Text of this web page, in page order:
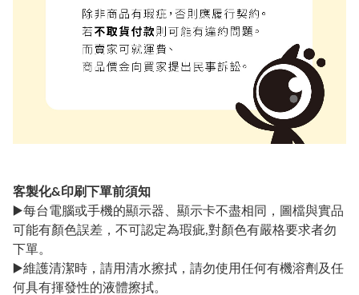
客製化&印刷下單前須知
▶️每台電腦或手機的顯示器、顯示卡不盡相同，圖檔與實品
可能有顏色誤差，不可認定為瑕疵,對顏色有嚴格要求者勿
下單。
▶️維護清潔時，請用清水擦拭，請勿使用任何有機溶劑及任
何具有揮發性的液體擦拭。